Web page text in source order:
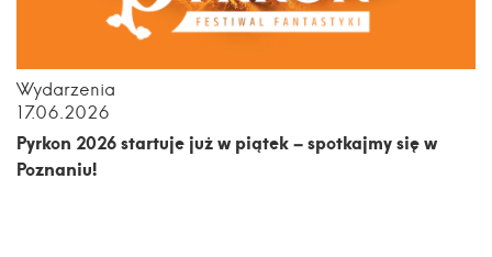
Wydarzenia
17.06.2026
Pyrkon 2026 startuje już w piątek – spotkajmy się w
Poznaniu!